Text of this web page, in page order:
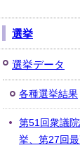
選挙
選挙データ
各種選挙結果
第51回衆議
挙、第27回